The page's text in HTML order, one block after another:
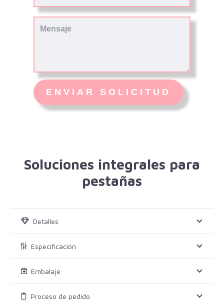
Soluciones integrales para
pestañas
Detalles
Especificación
Embalaje
Proceso de pedido